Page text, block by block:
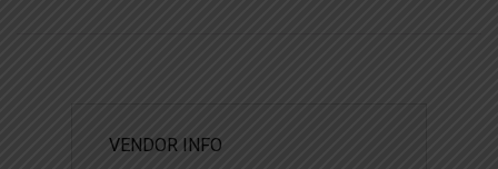
VENDOR INFO